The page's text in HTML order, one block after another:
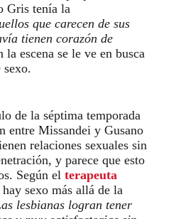
Gris tenía la
que carecen de sus
tienen corazón de
la escena se le ve en busca
sexo.
de la séptima temporada
entre Missandei y Gusano
relaciones sexuales sin
y parece que esto
Según el terapeuta
hay sexo más allá de la
lesbianas logran tener